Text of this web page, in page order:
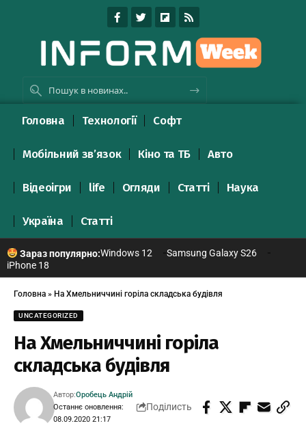
Головна Технології Софт
Мобільний зв’язок Кіно та ТБ Авто
Відеоігри life Огляди Статті Наука
Україна Статті
Зараз популярно:Windows 12
Samsung Galaxy S26
iPhone 18
Головна » На Хмельниччині горіла складська будівля
UNCATEGORIZED
На Хмельниччині горіла
складська будівля
Останнє оновлення:
08.09.2020 21:17
Автор:Оробець Андрій
Поділисть